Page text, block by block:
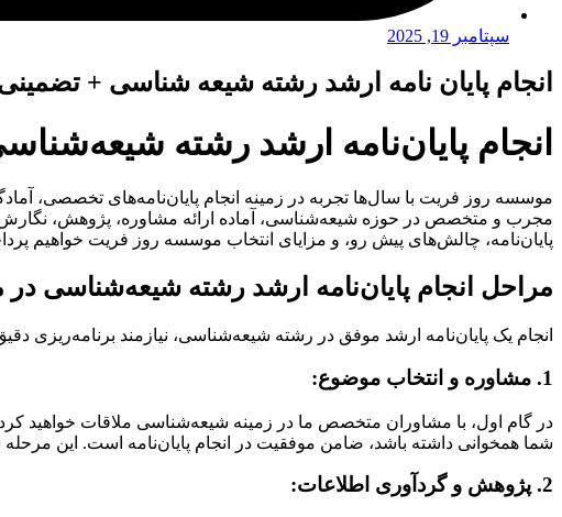
سپتامبر 19, 2025
انجام پایان نامه ارشد رشته شیعه شناسی +
انجام پایان‌نامه ارشد رشته
موسسه روز فریت با سال‌ها تجربه در زمینه انجام پایان‌نامه‌های تخصصی،
مجرب و متخصص در حوزه شیعه‌شناسی، آماده ارائه مشاوره، پژوهش، نگارش و
پایان‌نامه، چالش‌های پیش رو، و مزایای انتخاب موسسه روز فریت خواهیم
مراحل انجام پایان‌نامه ارشد رشته شیعه‌شناسی
انجام یک پایان‌نامه ارشد موفق در رشته شیعه‌شناسی، نیازمند
1. مشاوره و انتخاب موضوع:
در گام اول، با مشاوران متخصص ما در زمینه شیعه‌شناسی ملاقات خواهید
شما همخوانی داشته باشد، ضامن موفقیت در انجام پایان‌نامه است. این
2. پژوهش و گردآوری اطلاعات: